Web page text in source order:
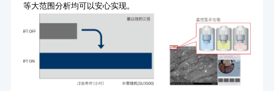
等大范围分析均可以安心实现。